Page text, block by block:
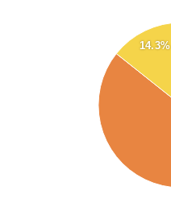
14.3%